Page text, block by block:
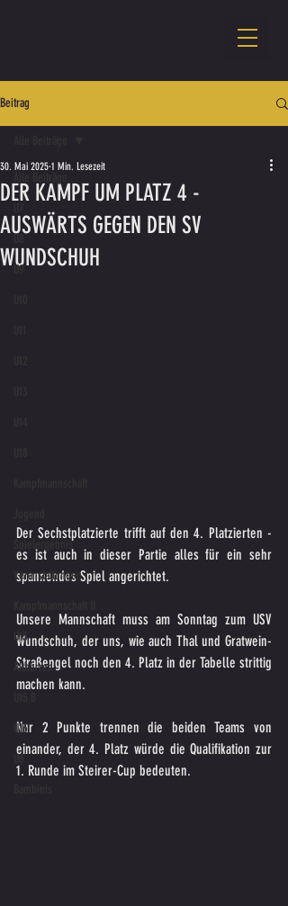
Beitrag
U8
U9
Spielergebnis
Veranstaltungen
U15
Altherren
U16
U6
DER KAMPF UM PLATZ 4 -
AUSWÄRTS GEGEN DEN SV
WUNDSCHUH
30. Mai 2025 1 Min. Lesezeit
Der Sechstplatzierte trifft auf den 4. Platzierten -
es ist auch in dieser Partie alles für ein sehr
spannendes Spiel angerichtet.
Unsere Mannschaft muss am Sonntag zum USV
Wundschuh, der uns, wie auch Thal und Gratwein-
Straßengel noch den 4. Platz in der Tabelle strittig
machen kann.
Nur 2 Punkte trennen die beiden Teams von
einander, der 4. Platz würde die Qualifikation zur
1. Runde im Steirer-Cup bedeuten.